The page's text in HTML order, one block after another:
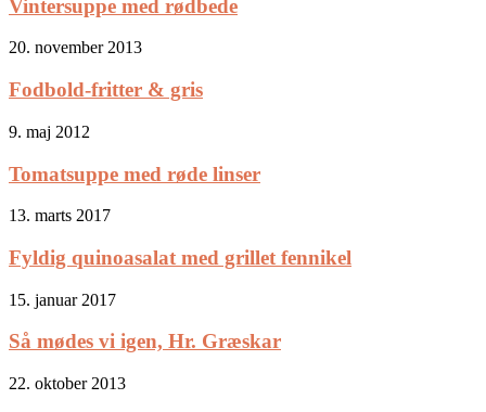
Vintersuppe med rødbede
20. november 2013
Fodbold-fritter & gris
9. maj 2012
Tomatsuppe med røde linser
13. marts 2017
Fyldig quinoasalat med grillet fennikel
15. januar 2017
Så mødes vi igen, Hr. Græskar
22. oktober 2013